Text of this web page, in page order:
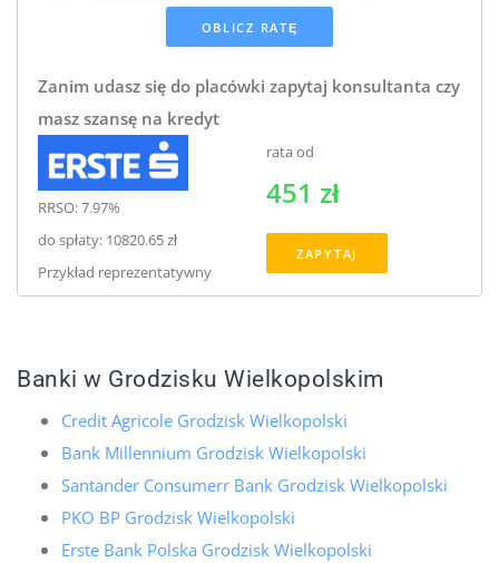
Zanim udasz się do placówki zapytaj konsultanta czy
masz szansę na kredyt
RRSO: 7.97%
do spłaty: 10820.65 zł
Przykład reprezentatywny
rata od
451 zł
ZAPYTAJ
Banki w Grodzisku Wielkopolskim
Credit Agricole Grodzisk Wielkopolski
Bank Millennium Grodzisk Wielkopolski
Santander Consumerr Bank Grodzisk Wielkopolski
PKO BP Grodzisk Wielkopolski
Erste Bank Polska Grodzisk Wielkopolski